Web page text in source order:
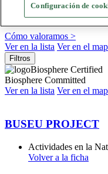
+20 años promoviendo la
principios y objetivos de
Cómo valoramos >
Ver en la lista Ver en el
Filtros
Biosphere Certified
Biosphere Committed
Ver en la lista Ver en el
BUSEU PROJECT
Actividades en la
Volver a la ficha
Configuración de